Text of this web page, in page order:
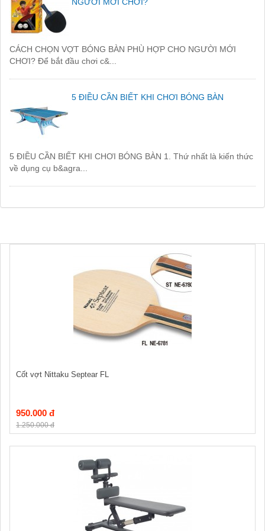
NGƯỜI MỚI CHƠI?
CÁCH CHỌN VỢT BÓNG BÀN PHÙ HỢP CHO NGƯỜI MỚI
CHƠI? Để bắt đầu chơi c&...
5 ĐIỀU CẦN BIẾT KHI CHƠI BÓNG BÀN
5 ĐIỀU CẦN BIẾT KHI CHƠI BÓNG BÀN 1. Thứ nhất là kiến thức
về dụng cụ b&agra...
Cốt vợt Nittaku Septear FL
950.000 đ
1.250.000 đ